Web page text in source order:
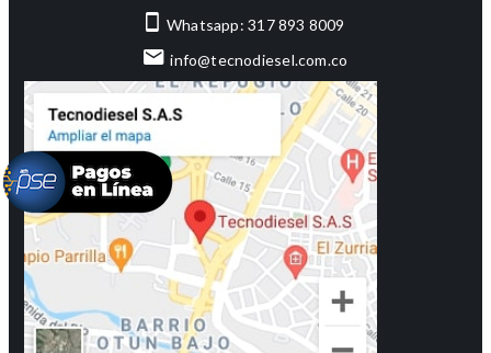
Whatsapp: 317 893 8009
info@tecnodiesel.com.co